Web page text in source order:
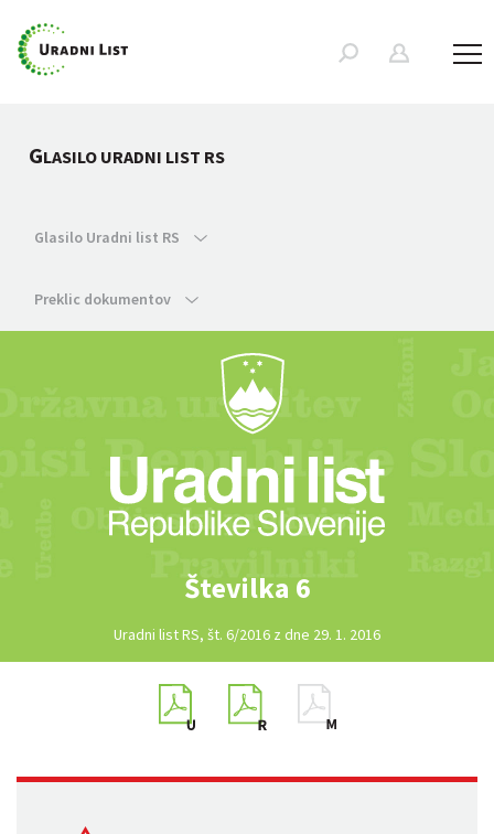
GLASILO URADNI LIST RS
Glasilo Uradni list RS
Preklic dokumentov
Številka 6
Uradni list RS, št. 6/2016 z dne 29. 1. 2016